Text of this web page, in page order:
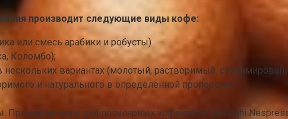
производит следующие виды кофе:
или смесь арабики и робусты)
Коломбо);
нескольких вариантах (молотый, растворимый,
и натурального в определённой пропорции);
для популярных кофеварок Delonghi